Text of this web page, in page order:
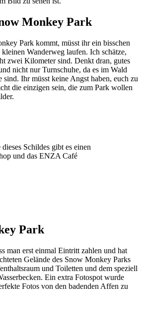
Monkey Park
Park kommt, müsst ihr ein bisschen
Wanderweg laufen. Ich schätze,
zwei Kilometer sind. Denkt dran, gutes
nicht nur Turnschuhe, da es im Wald
sind. Ihr müsst keine Angst haben, euch zu
die einzigen sein, die zum Park wollen
Schildes gibt es einen
und das ENZA Café
Park
man erst einmal Eintritt zahlen und hat
Gelände des Snow Monkey Parks
und Toiletten und dem speziell
Ein extra Fotospot wurde
Fotos von den badenden Affen zu